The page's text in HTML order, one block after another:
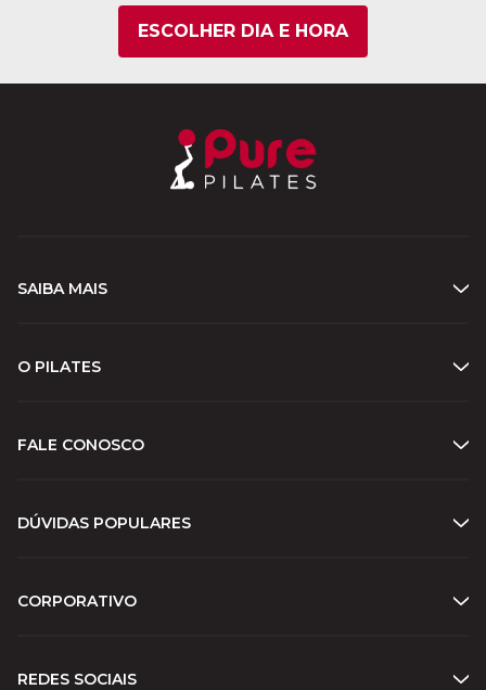
ESCOLHER DIA E HORA
SAIBA MAIS
O PILATES
FALE CONOSCO
DÚVIDAS POPULARES
CORPORATIVO
REDES SOCIAIS